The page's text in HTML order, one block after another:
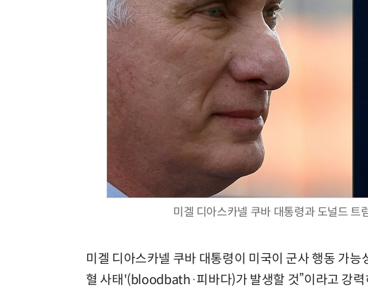
미겔 디아스카넬 쿠바 대통령과 도널드 트
미겔 디아스카넬 쿠바 대통령이 미국이 군사 행동 가
혈 사태'(bloodbath·피바다)가 발생할 것”이라고 강력